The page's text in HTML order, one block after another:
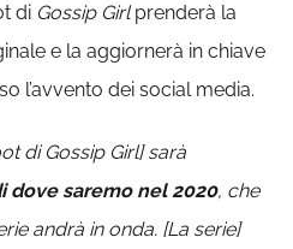
di Gossip Girlprenderà la
e la aggiornerà in chiave
l’avvento dei social media.
di Gossip Girl] sarà
dove saremo nel 2020, che
andrà in onda. [La serie]